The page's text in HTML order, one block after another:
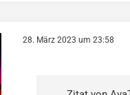
28. März 2023 um 23:58